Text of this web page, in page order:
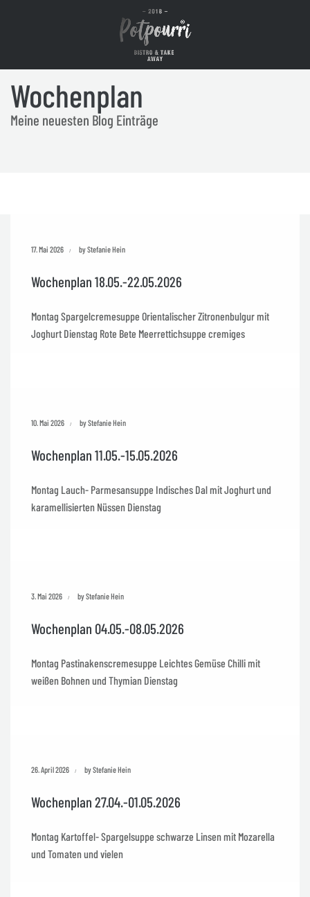
Wochenplan
Meine neuesten Blog Einträge
17. Mai 2026 by Stefanie Hein
Wochenplan 18.05.-22.05.2026
Montag Spargelcremesuppe Orientalischer Zitronenbulgur mit
Joghurt Dienstag Rote Bete Meerrettichsuppe cremiges
10. Mai 2026 by Stefanie Hein
Wochenplan 11.05.-15.05.2026
Montag Lauch- Parmesansuppe Indisches Dal mit Joghurt und
karamellisierten Nüssen Dienstag
3. Mai 2026 by Stefanie Hein
Wochenplan 04.05.-08.05.2026
Montag Pastinakenscremesuppe Leichtes Gemüse Chilli mit
weißen Bohnen und Thymian Dienstag
26. April 2026 by Stefanie Hein
Wochenplan 27.04.-01.05.2026
Montag Kartoffel- Spargelsuppe schwarze Linsen mit Mozarella
und Tomaten und vielen